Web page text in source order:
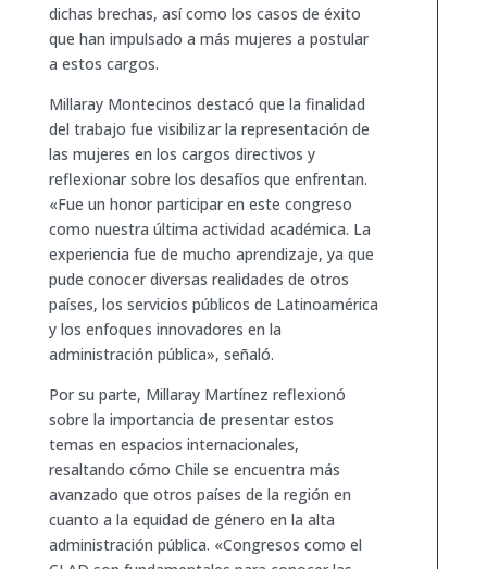
dichas brechas, así como los casos de éxito
que han impulsado a más mujeres a postular
a estos cargos.
Millaray Montecinos destacó que la finalidad
del trabajo fue visibilizar la representación de
las mujeres en los cargos directivos y
reflexionar sobre los desafíos que enfrentan.
«Fue un honor participar en este congreso
como nuestra última actividad académica. La
experiencia fue de mucho aprendizaje, ya que
pude conocer diversas realidades de otros
países, los servicios públicos de Latinoamérica
y los enfoques innovadores en la
administración pública», señaló.
Por su parte, Millaray Martínez reflexionó
sobre la importancia de presentar estos
temas en espacios internacionales,
resaltando cómo Chile se encuentra más
avanzado que otros países de la región en
cuanto a la equidad de género en la alta
administración pública. «Congresos como el